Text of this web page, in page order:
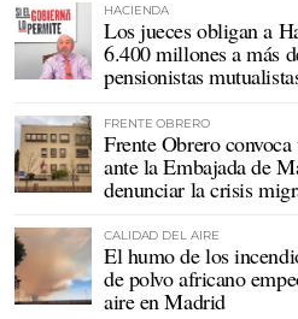
HACIENDA
Los jueces obligan a
6.400 millones a más
pensionistas
FRENTE OBRERO
Frente Obrero
ante la Embajada de
denunciar la crisis
CALIDAD DEL AIRE
El humo de los
de polvo africano
aire en Madrid